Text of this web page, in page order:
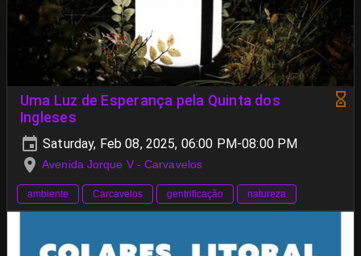
Uma Luz de Esperança pela Quinta dos
Ingleses
Saturday, Feb 08, 2025, 06:00 PM-08:00 PM
Avenida Jorque V - Carvavelos
ambiente Carcavelos gentrificação natureza